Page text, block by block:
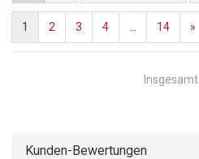
1 2 3 4 14 »
Insgesamt
Kunden-Bewertungen